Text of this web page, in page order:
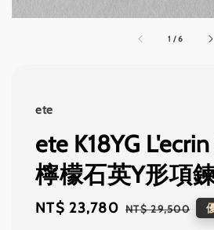
1 /6
ete
ete K18YG
檸檬石英Y形項
Sale
NT$ 23,780 Regular
NT$ 29,500